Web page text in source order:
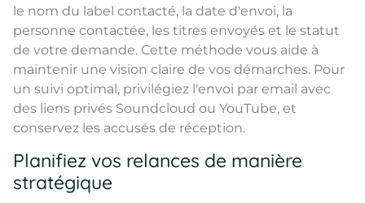
le nom du label contacté, la date d'envoi, la
personne contactée, les titres envoyés et le statut
de votre demande. Cette méthode vous aide à
maintenir une vision claire de vos démarches. Pour
un suivi optimal, privilégiez l'envoi par email avec
des liens privés Soundcloud ou YouTube, et
conservez les accusés de réception.
Planifiez vos relances de manière
stratégique